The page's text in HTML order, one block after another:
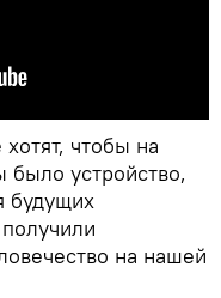
чтобы на
было устройство,
будущих
на нашей